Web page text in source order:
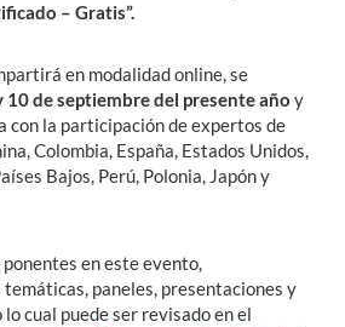
– Gratis”.
en modalidad online, se
10 de septiembre del presente año y
con la participación de expertos de
Colombia, España, Estados Unidos,
Bajos, Perú, Polonia, Japón y
en este evento,
paneles, presentaciones y
cual puede ser revisado en el